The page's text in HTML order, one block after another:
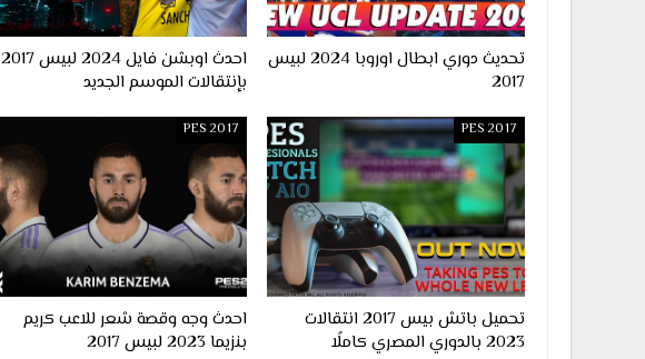
تحديث دوري ابطال اوروبا 2024 لبيس
2017
احدث اوبشن فايل 2024 لبيس 2017
بإنتقالات الموسم الجديد
PES 2017
تحميل باتش بيس 2017 انتقالات
2023 بالدوري المصري كاملًا
PES 2017
احدث وجه وقصة شعر للاعب كريم
بنزيما 2023 لبيس 2017